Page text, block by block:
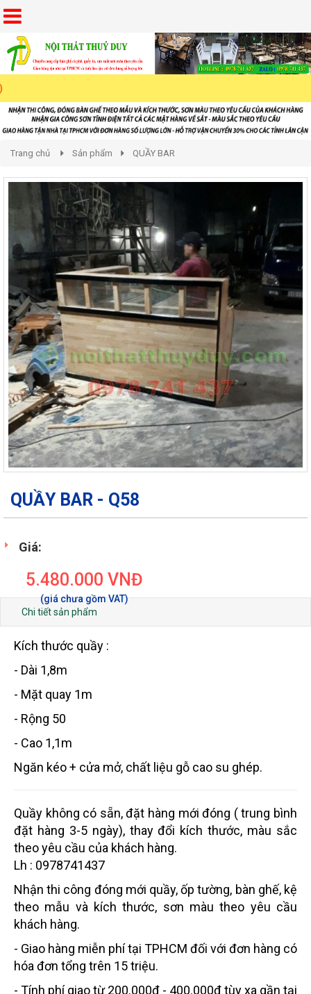
Trang chủ Sản phẩm QUẦY BAR
QUẦY BAR - Q58
Giá:
5.480.000 VNĐ
Chi tiết sản phẩm
Kích thước quầy :
- Dài 1,8m
- Mặt quay 1m
- Rộng 50
- Cao 1,1m
Ngăn kéo + cửa mở, chất liệu gỗ cao su ghép.
Quầy không có sẵn, đặt hàng mới đóng ( trung bình
đặt hàng 3-5 ngày), thay đổi kích thước, màu sắc
theo yêu cầu của khách hàng.
Lh : 0978741437
Nhận thi công đóng mới quầy, ốp tường, bàn ghế, kệ
theo mẫu và kích thước, sơn màu theo yêu cầu
khách hàng.
- Giao hàng miễn phí tại TPHCM đối với đơn hàng có
hóa đơn tổng trên 15 triệu.
- Tính phí giao từ 200.000đ - 400.000đ tùy xa gần tại